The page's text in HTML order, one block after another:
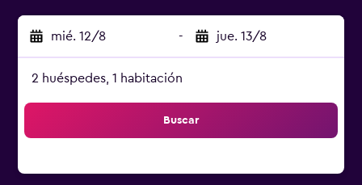
mié. 12/8 - jue. 13/8
2 huéspedes, 1 habitación
Buscar